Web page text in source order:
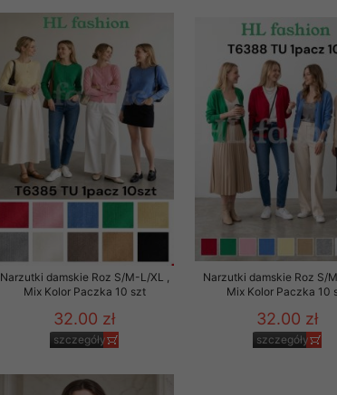
Narzutki damskie Roz S/M-L/XL ,
Mix Kolor Paczka 10 szt
32.00 zł
szczegóły
Narzutki damskie Roz S/
Mix Kolor Paczka 10
32.00 zł
szczegóły